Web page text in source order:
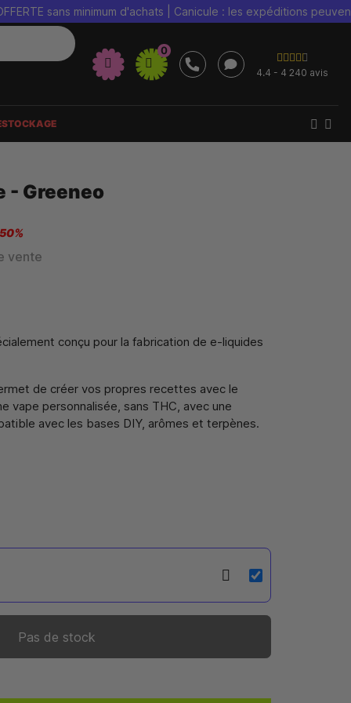
sans minimum d'achats | Canicule : les expéditions peuvent être
0
4.4 - 4 240 avis
- Greeneo
vente
conçu pour la fabrication de e-liquides
de créer vos propres recettes avec le
vape personnalisée, sans THC, avec une
avec les bases DIY, arômes et terpènes.
Pas de stock